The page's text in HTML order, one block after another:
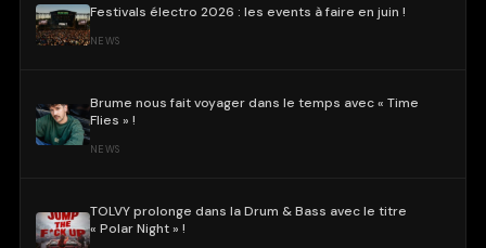
Festivals électro 2026 : les events à faire en juin !
NEWS
Brume nous fait voyager dans le temps avec « Time
Flies » !
NEWS
TOLVY prolonge dans la Drum & Bass avec le titre
« Polar Night » !